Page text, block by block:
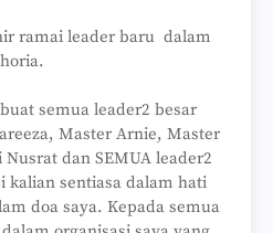
ramai leader baru dalam
semua leader2 besar
Master Arnie, Master
dan SEMUA leader2
kalian sentiasa dalam hati
doa saya. Kepada semua